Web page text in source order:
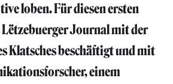
loben. Für diesen ersten
Lëtzebuerger Journal mit der
Klatsches beschäftigt und mit
einem